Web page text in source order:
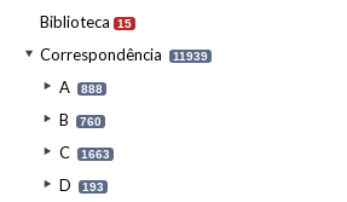
Biblioteca 15
Correspondência 11939
A 888
B 760
C 1663
D 193